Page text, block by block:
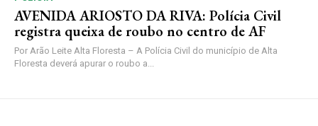
AVENIDA ARIOSTO DA RIVA: Polícia Civil
registra queixa de roubo no centro de AF
Por Arão Leite Alta Floresta – A Polícia Civil do município de Alta
Floresta deverá apurar o roubo a...